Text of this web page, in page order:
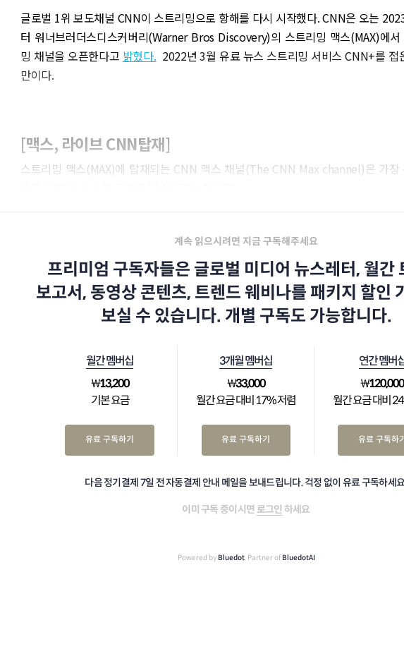
글로벌 1위 보도채널 CNN이 스트리밍으로 항해를 다시 시작했다. CNN은 오는
터 워너브러더스디스커버리(Warner Bros Discovery)의 스트리밍 맥스(MAX)에
밍 채널을 오픈한다고 밝혔다. 2022년 3월 유료 뉴스 스트리밍 서비스 CNN+를 접
만이다.
[맥스, 라이브 CNN탑재]
스트리밍 맥스(MAX)에 탑재되는 CNN 맥스 채널(The CNN Max channel)은 가장
계속 읽으시려면 지금 구독해주세요
프리미엄 구독자들은 글로벌 미디어 뉴스레터, 월간
보고서, 동영상 콘텐츠, 트렌드 웨비나를 패키지 할인
보실 수 있습니다. 개별 구독도 가능합니다.
월간 멤버십
₩13,200
기본 요금
유료 구독하기
3개월 멤버십
₩33,000
월간 요금 대비 17% 저렴
유료 구독하기
연간 멤버
₩120,000
월간 요금 대비
유료 구독하
다음 정기결제 7일 전 자동결제 안내 메일을 보내드립니다. 걱정 없이 유료 구독하세
이미 구독 중이시면 로그인 하세요
Powered by Bluedot, Partner of BluedotAI